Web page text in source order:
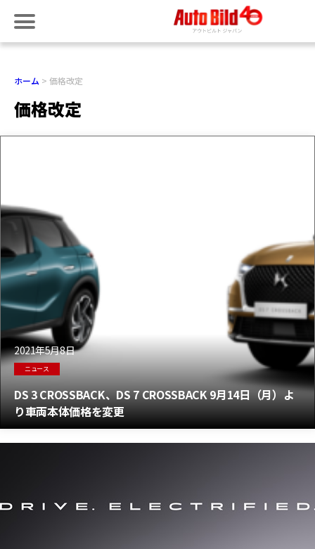
ホーム 価格改定
価格改定
2021年5月8日
ニュース
DS 3 CROSSBACK、DS 7 CROSSBACK 9月14日（月）よ
り車両本体価格を変更